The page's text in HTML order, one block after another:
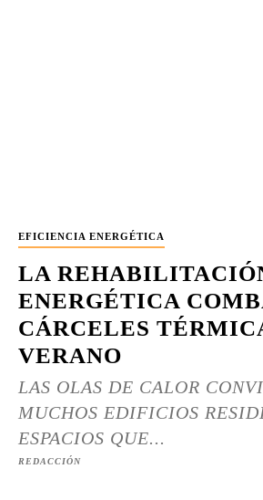
EFICIENCIA ENERGÉTICA
LA
ENERGÉTICA
CÁRCELES
VERANO
LAS OLAS DE CALOR
MUCHOS EDIFICIOS
ESPACIOS QUE...
REDACCIÓN